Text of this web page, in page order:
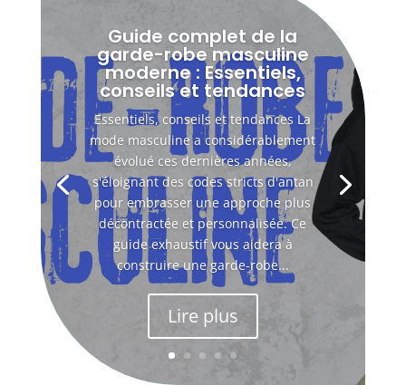
Guide complet de la
garde-robe masculine
moderne : Essentiels,
conseils et tendances
Essentiels, conseils et tendances La
mode masculine a considérablement
évolué ces dernières années,
s'éloignant des codes stricts d'antan
pour embrasser une approche plus
décontractée et personnalisée. Ce
guide exhaustif vous aidera à
construire une garde-robe...
Lire plus